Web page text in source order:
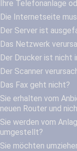
Ihre Telefonanlage
Die Internetseite
Der Server ist
Das Netzwerk
Der Drucker ist nicht
Der Scanner
Das Fax geht nicht?
Sie erhalten vom
neuen Router und
Sie werden vom
umgestellt?
Sie möchten